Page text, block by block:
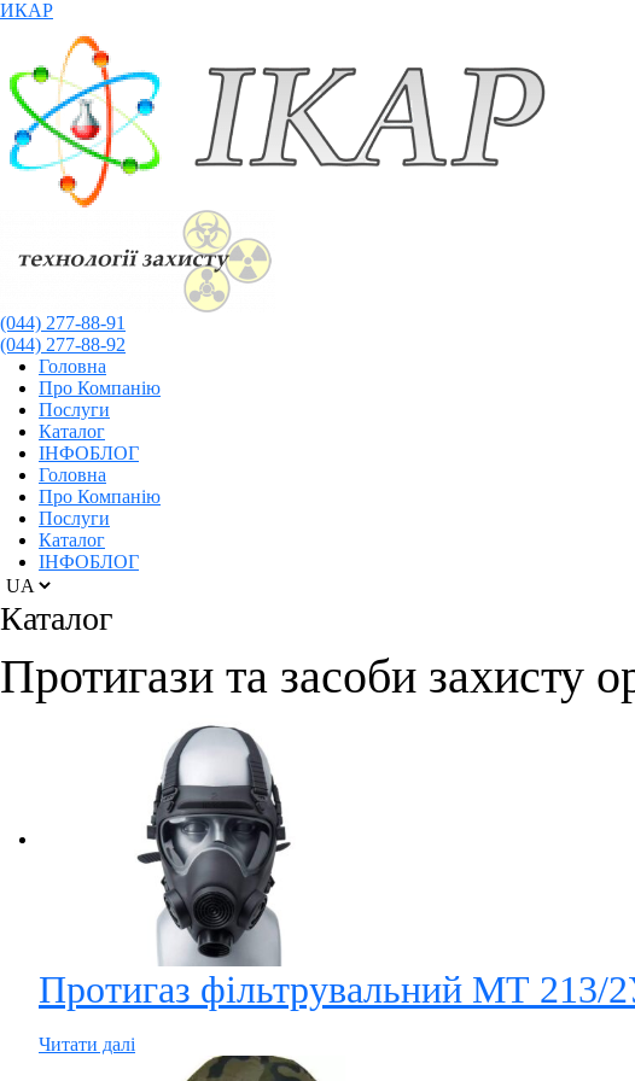
ИКАР
(044) 277-88-91
(044) 277-88-92
Головна
Про Компанію
Послуги
Каталог
ІНФОБЛОГ
MenuГоловна
Про Компанію
Послуги
Каталог
ІНФОБЛОГ
Вибрати
мову
Каталог
Протигази та засоби захисту
Протигаз фільтрувальний МТ 213/
Читати далі